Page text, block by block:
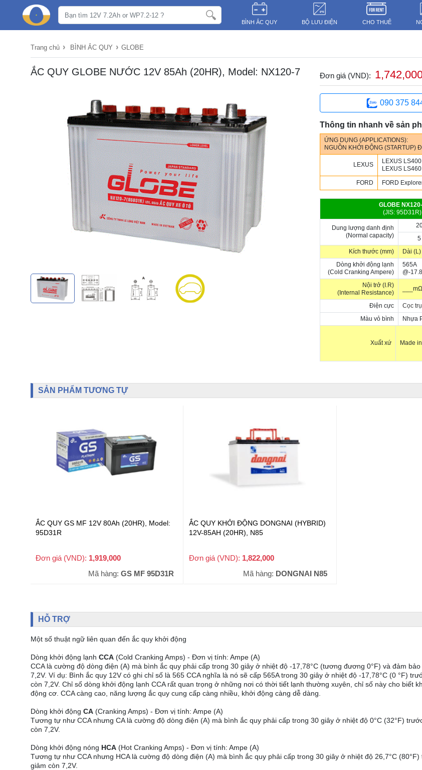
BÌNH ẮC QUY BỘ LƯU ĐIỆN CHO THUÊ
Trang chủ › BÌNH ẮC QUY › GLOBE
ẮC QUY GLOBE NƯỚC 12V 85Ah (20HR), Model: NX120-7 Đơn giá (VND):
090 375
Thông tin nhanh về sản
ỨNG DỤNG (APPLICATIONS):
NGUỒN KHỞI ĐỘNG (STARTUP)
LEXUS LEXUS LS400
LEXUS LS460
FORD FORD
GLOBE
(JIS: 95D31R)
Dung lượng danh định
(Normal capacity)
Kích thước (mm)
Dài
Dòng khởi động lạnh
(Cold Cranking Ampere)
565A
@-
Nội trở (I.R)
(Internal Resistance)
Điện cực Cọc
Màu vỏ bình
Nhựa
Xuất xứ Made
SẢN PHẨM TƯƠNG TỰ
ẮC QUY GS MF 12V 80Ah (20HR), Model:
95D31R
Đơn giá (VND): 1,919,000
Mã hàng: GS MF 95D31R
ẮC QUY KHỞI ĐỘNG DONGNAI (HYBRID)
12V-85AH (20HR), N85
Đơn giá (VND): 1,822,000
Mã hàng: DONGNAI N85
HỖ TRỢ
Một số thuật ngữ liên quan đến ắc quy khởi động
Dòng khởi động lạnh CCA (Cold Cranking Amps) - Đơn vị tính: Ampe (A)
CCA là cường độ dòng điện (A) mà bình ắc quy phải cấp trong 30 giây ở nhiệt độ -17,78°C (tương đương 0°F) và đảm
7,2V. Ví dụ: Bình ắc quy 12V có ghi chỉ số là 565 CCA nghĩa là nó sẽ cấp 565A trong 30 giây ở nhiệt độ -17,78°C (0 °F)
còn 7,2V. Chỉ số dòng khởi động lạnh CCA rất quan trọng ở những nơi có thời tiết lạnh thường xuyên, chỉ số này cho biết
động cơ. CCA càng cao, năng lượng ắc quy cung cấp càng nhiều, khởi động càng dễ dàng.
Dòng khởi động CA (Cranking Amps) - Đơn vị tính: Ampe (A)
Tương tự như CCA nhưng CA là cường độ dòng điện (A) mà bình ắc quy phải cấp trong 30 giây ở nhiệt độ 0°C (32°F)
còn 7,2V.
Dòng khởi động nóng HCA (Hot Cranking Amps) - Đơn vị tính: Ampe (A)
Tương tự như CCA nhưng HCA là cường độ dòng điện (A) mà bình ắc quy phải cấp trong 30 giây ở nhiệt độ 26,7°C
giảm còn 7,2V.